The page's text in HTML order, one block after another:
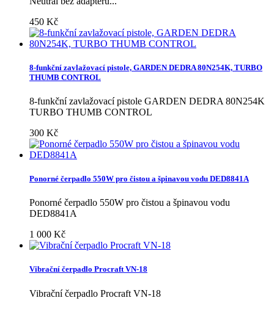
450 Kč
8-funkční zavlažovací pistole, GARDEN DEDRA 80N254K, TURBO
THUMB CONTROL
8-funkční zavlažovací pistole GARDEN DEDRA 80N254K
TURBO THUMB CONTROL
300 Kč
Ponorné čerpadlo 550W pro čistou a špinavou vodu DED8841A
Ponorné čerpadlo 550W pro čistou a špinavou vodu
DED8841A
1 000 Kč
Vibrační čerpadlo Procraft VN-18
Vibrační čerpadlo Procraft VN-18